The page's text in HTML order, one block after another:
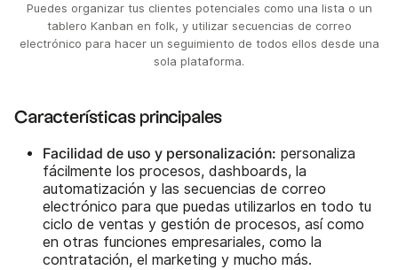
Puedes organizar tus clientes potenciales como una lista o un
tablero Kanban en folk, y utilizar secuencias de correo
electrónico para hacer un seguimiento de todos ellos desde una
sola plataforma.
Características principales
Facilidad de uso y personalización: personaliza
fácilmente los procesos, dashboards, la
automatización y las secuencias de correo
electrónico para que puedas utilizarlos en todo tu
ciclo de ventas y gestión de procesos, así como
en otras funciones empresariales, como la
contratación, el marketing y mucho más.